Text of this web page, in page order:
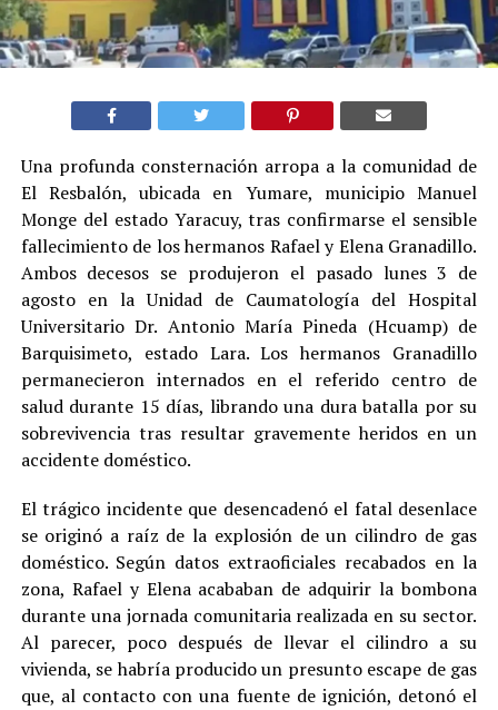
Una profunda consternación arropa a la comunidad de
El Resbalón, ubicada en Yumare, municipio Manuel
Monge del estado Yaracuy, tras confirmarse el sensible
fallecimiento de los hermanos Rafael y Elena Granadillo.
Ambos decesos se produjeron el pasado lunes 3 de
agosto en la Unidad de Caumatología del Hospital
Universitario Dr. Antonio María Pineda (Hcuamp) de
Barquisimeto, estado Lara. Los hermanos Granadillo
permanecieron internados en el referido centro de
salud durante 15 días, librando una dura batalla por su
sobrevivencia tras resultar gravemente heridos en un
accidente doméstico.
El trágico incidente que desencadenó el fatal desenlace
se originó a raíz de la explosión de un cilindro de gas
doméstico. Según datos extraoficiales recabados en la
zona, Rafael y Elena acababan de adquirir la bombona
durante una jornada comunitaria realizada en su sector.
Al parecer, poco después de llevar el cilindro a su
vivienda, se habría producido un presunto escape de gas
que, al contacto con una fuente de ignición, detonó el